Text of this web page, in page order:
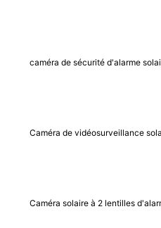
caméra de sécurité d'alarme
Caméra de vidéosurveillance
Caméra solaire à 2 lentilles